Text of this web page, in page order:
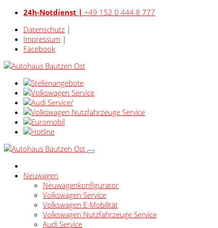
24h-Notdienst | +49 152 0 444 8 777
Datenschutz |
Impressum |
Facebook
Neuwagen
Neuwagenkonfigurator
Volkswagen Service
Volkswagen E-Mobilität
Volkswagen Nutzfahrzeuge Service
Audi Service